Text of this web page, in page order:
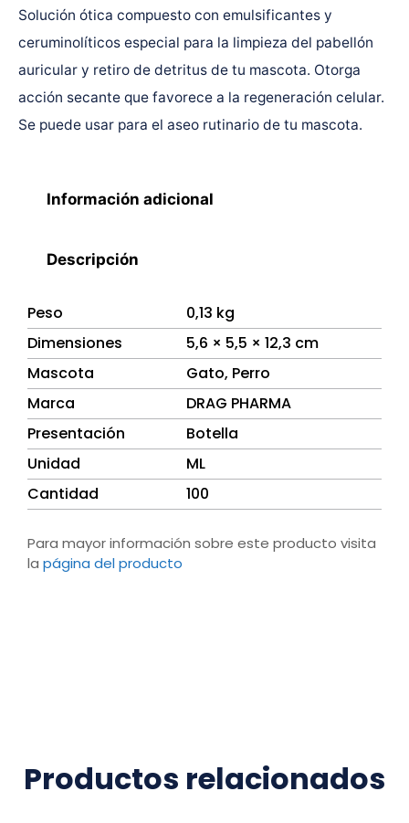
Solución ótica compuesto con emulsificantes y
ceruminolíticos especial para la limpieza del pabellón
auricular y retiro de detritus de tu mascota. Otorga
acción secante que favorece a la regeneración celular.
Se puede usar para el aseo rutinario de tu mascota.
Información adicional
Descripción
Peso
0,13 kg
Dimensiones
5,6 × 5,5 × 12,3 cm
Mascota
Gato, Perro
Marca
DRAG PHARMA
Presentación
Botella
Unidad
ML
Cantidad
100
Para mayor información sobre este producto visita
la página del producto
Productos relacionados